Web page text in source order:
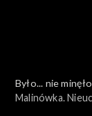
Było... nie minęło
Malinówka.